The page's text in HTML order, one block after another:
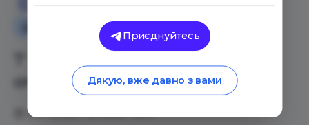
Додаткова освіта для дітей
ответов
24.11.2020
Приєднуйтесь
Дякую, вже давно з вами